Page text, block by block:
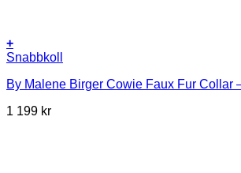
+
Snabbkoll
By Malene Birger Cowie Faux Fur Collar
1 199 kr